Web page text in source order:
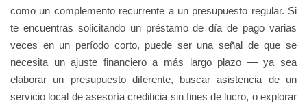
como un complemento recurrente a un presupuesto regular. Si
te encuentras solicitando un préstamo de día de pago varias
veces en un período corto, puede ser una señal de que se
necesita un ajuste financiero a más largo plazo — ya sea
elaborar un presupuesto diferente, buscar asistencia de un
servicio local de asesoría crediticia sin fines de lucro, o explorar